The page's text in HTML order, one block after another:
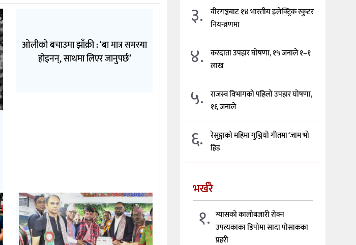
ओलीको बचाउमा झाँक्री : ‘बा मात्र समस्या
होइनन्, साथमा लिएर जानुपर्छ’
३.
वीरगञ्जबाट १४ भारतीय इलेक्ट्रिक स्कुटर
नियन्त्रणमा
४.
करदाता उपहार घोषणा, १५ जनाले १–१
लाख
५.
राजस्व विभागको पहिलो उपहार घोषणा,
१६ जनाले
६.
रेसुङ्गाको महिमा गुञ्जियो गीतमा ‘जाम भो
हिड
भर्खरै
१. ग्यासको कालोबजारी रोक्न
उपत्यकाका डिपोमा सादा पोसाकका
प्रहरी